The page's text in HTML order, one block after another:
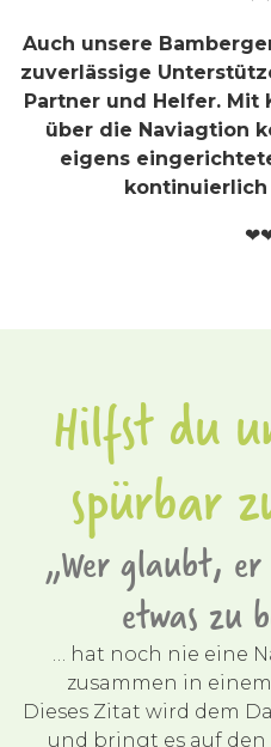
Auch unsere
zuverlässige
Partner und Helfer. Mit
über die Naviagtion
eigens
Hilfst du
spürbar
„Wer glaubt,
etwas zu
… hat noch nie eine
zusammen in
Dieses Zitat wird dem
und bringt es auf